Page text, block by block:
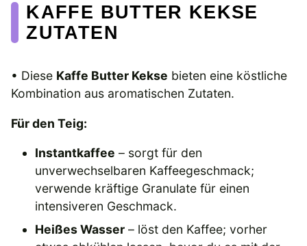
KAFFE BUTTER KEKSE
ZUTATEN
• Diese Kaffe Butter Kekse bieten eine köstliche
Kombination aus aromatischen Zutaten.
Für den Teig:
Instantkaffee – sorgt für den
unverwechselbaren Kaffeegeschmack;
verwende kräftige Granulate für einen
intensiveren Geschmack.
Heißes Wasser – löst den Kaffee; vorher